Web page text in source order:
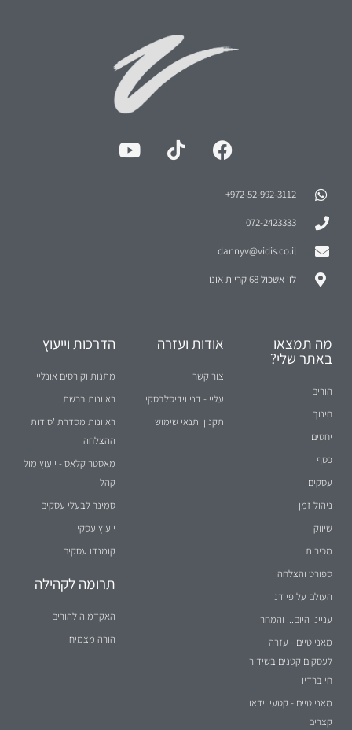
972-52-992-3112⁩+
072-2423333
dannyv@vidis.co.il
לוי אשכול 68 קריית אונו
מה תמצאו
באתר שלי?
הורים
חינוך
יחסים
כסף
עסקים
ניהול זמן
שיווק
מכירות
ספורט והצלחה
העולם על פי דני
ענייני היום... והמחר
מאני טיים - עזרה
לעסקים קטנים בשידור
חי ברדיו
מאני טיים - קטעי וידאו
קצרים
אודות ועזרה
צור קשר
עליי - דני וידיסלבסקי
תקנון ותנאי שימוש
הדרכות וייעוץ
מתנות וקורסים אונליין
ראיונות ברשת
ראיונות מסדרת 'סודות
ההצלחה'
מאסטר קלאס - ייעוץ מול
קהל
סמינר לבעלי עסקים
ייעוץ עסקי
קומנדו עסקים
תרומה לקהילה
האקדמיה להורים
הורה מצמיח